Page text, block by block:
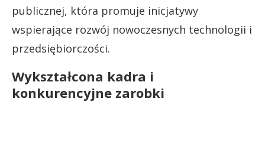
publicznej, która promuje inicjatywy
wspierające rozwój nowoczesnych technologii i
przedsiębiorczości.
Wykształcona kadra i
konkurencyjne zarobki